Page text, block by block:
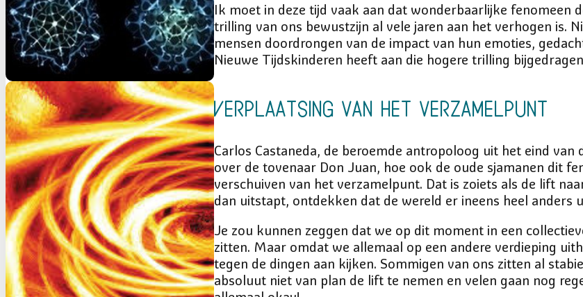
Ik moet in deze tijd vaak aan dat wonderbaarlijke fenomeen
trilling van ons bewustzijn al vele jaren aan het verhogen is.
mensen doordrongen van de impact van hun emoties,
Nieuwe Tijdskinderen heeft aan die hogere trilling
Verplaatsing van het verzamelpunt
Carlos Castaneda, de beroemde antropoloog uit het eind
over de tovenaar Don Juan, hoe ook de oude sjamanen dit
verschuiven van het verzamelpunt. Dat is zoiets als de lift
dan uitstapt, ontdekken dat de wereld er ineens heel anders
Je zou kunnen zeggen dat we op dit moment in een
zitten. Maar omdat we allemaal op een andere verdieping
tegen de dingen aan kijken. Sommigen van ons zitten al
absoluut niet van plan de lift te nemen en velen gaan nog